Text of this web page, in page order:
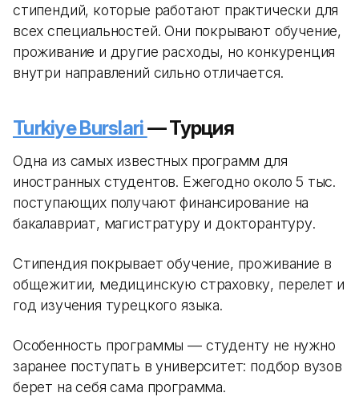
стипендий, которые работают практически для
всех специальностей. Они покрывают обучение,
проживание и другие расходы, но конкуренция
внутри направлений сильно отличается.
Turkiye Burslari— Турция
Одна из самых известных программ для
иностранных студентов. Ежегодно около 5 тыс.
поступающих получают финансирование на
бакалавриат, магистратуру и докторантуру.
Стипендия покрывает обучение, проживание в
общежитии, медицинскую страховку, перелет и
год изучения турецкого языка.
Особенность программы — студенту не нужно
заранее поступать в университет: подбор вузов
берет на себя сама программа.